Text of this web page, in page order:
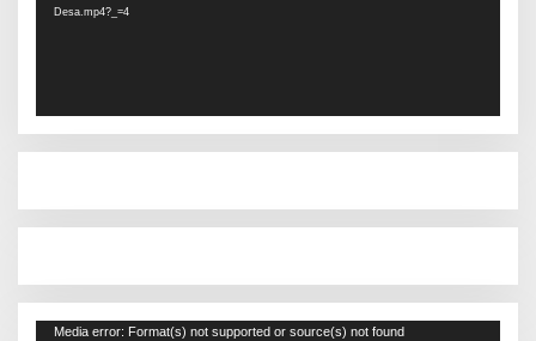
Desa.mp4?_=4
Pemutar
Media error: Format(s) not supported or source(s) not found